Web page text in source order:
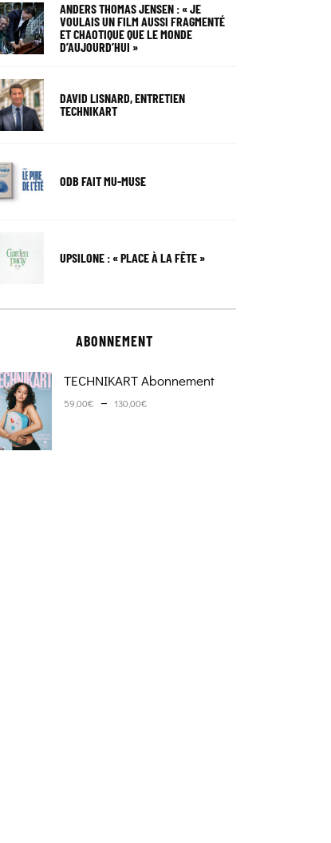
ANDERS THOMAS JENSEN : « JE
VOULAIS UN FILM AUSSI FRAGMENTÉ
ET CHAOTIQUE QUE LE MONDE
D’AUJOURD’HUI »
DAVID LISNARD, ENTRETIEN
TECHNIKART
ODB FAIT MU-MUSE
UPSILONE : « PLACE À LA FÊTE »
ABONNEMENT
TECHNIKART Abonnement
59,00€ – 130,00€